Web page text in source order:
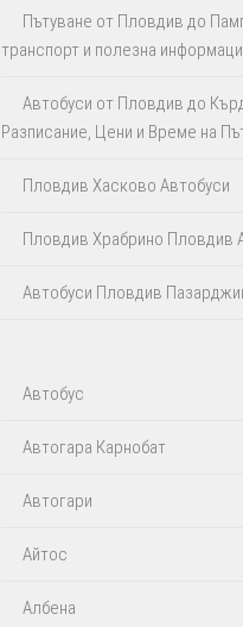
Пътуване от Пловдив до
транспорт и полезна
Автобуси от Пловдив до
Разписание, Цени и Време на
Пловдив Хасково Автобуси
Пловдив Храбрино Пловдив
Автобуси Пловдив
Автобус
Автогара Карнобат
Автогари
Айтос‎
Албена